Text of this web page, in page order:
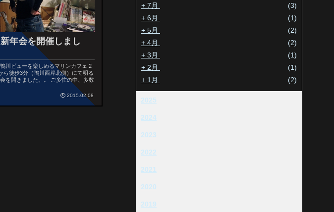
年会を開催しまし
川ビューを楽しめるマリンカフェ 2
ら徒歩3分（鴨川西岸北側）にて明る
を開きました。。 ご多忙の中、多数
2015.02.08
+ 7月
(3)
+ 6月
(1)
+ 5月
(2)
+ 4月
(2)
+ 3月
(1)
+ 2月
(1)
+ 1月 (2)
2025
2024
2023
2022
2021
2020
2019